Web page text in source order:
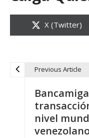
Compartir
en
X (Twitter)
Previous Article
nivel